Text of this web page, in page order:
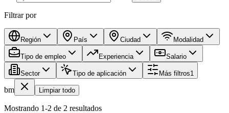
Filtrar por
Región País Ciudad Modalidad
Tipo de empleo Experiencia Salario
Sector Tipo de aplicación Más filtros1
bm Limpiar todo
Mostrando 1-2 de 2 resultados